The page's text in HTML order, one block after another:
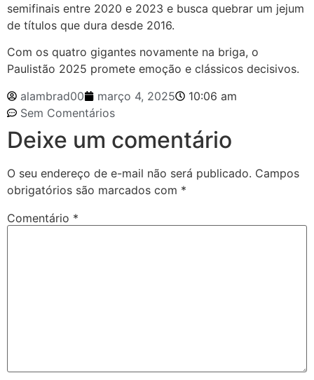
semifinais entre 2020 e 2023 e busca quebrar um jejum
de títulos que dura desde 2016.
Com os quatro gigantes novamente na briga, o
Paulistão 2025 promete emoção e clássicos decisivos.
alambrad00
março 4, 2025
10:06 am
Sem Comentários
Deixe um comentário
O seu endereço de e-mail não será publicado. Campos
obrigatórios são marcados com *
Comentário *